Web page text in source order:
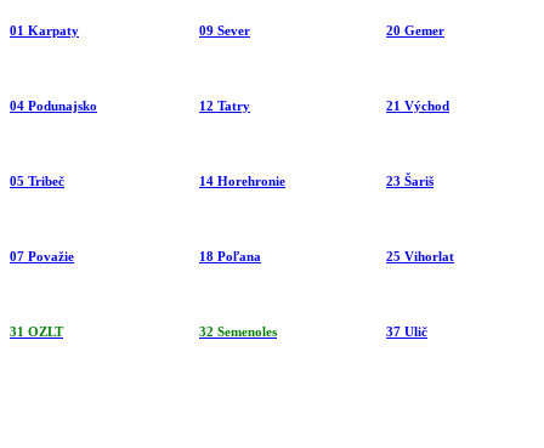
01 Karpaty 09 Sever 20 Gemer
04 Podunajsko 12 Tatry 21 Východ
05 Tribeč 14 Horehronie 23 Šariš
07 Považie 18 Poľana 25 Vihorlat
31 OZLT 32 Semenoles 37 Ulič